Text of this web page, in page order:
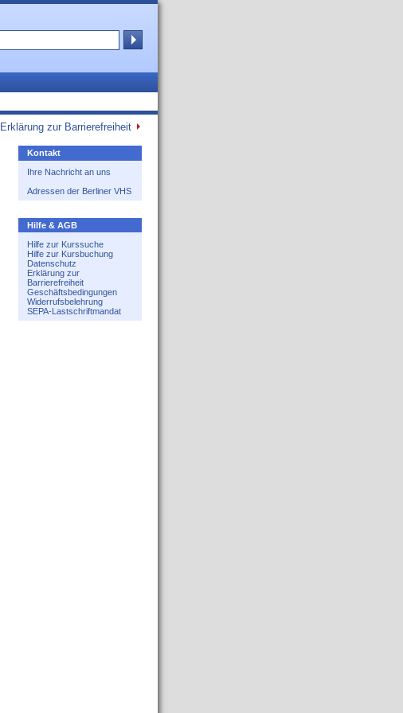
Erklärung zur Barrierefreiheit
Kontakt
Ihre Nachricht an uns
Adressen der Berliner VHS
Hilfe & AGB
Hilfe zur Kurssuche
Hilfe zur Kursbuchung
Datenschutz
Erklärung zur
Barrierefreiheit
Geschäftsbedingungen
Widerrufsbelehrung
SEPA-Lastschriftmandat